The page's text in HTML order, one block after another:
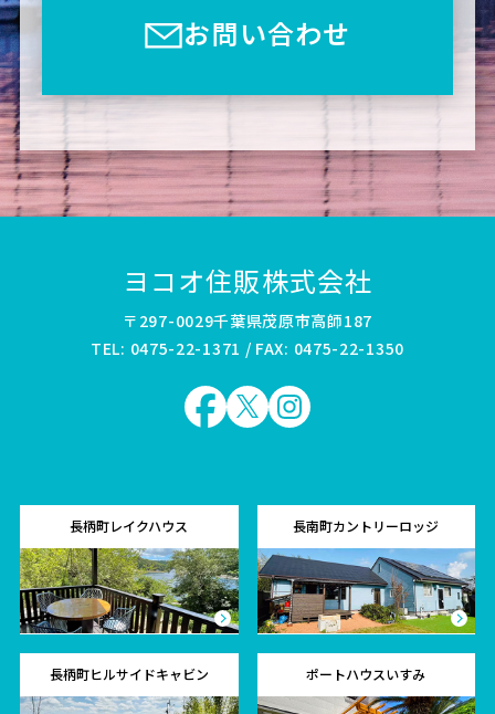
お問い合わせ
ヨコオ住販株式会社
〒297-0029千葉県茂原市高師187
TEL: 0475-22-1371 / FAX: 0475-22-1350
長柄町レイクハウス 長南町カントリーロッジ
長柄町ヒルサイドキャビン ポートハウスいすみ